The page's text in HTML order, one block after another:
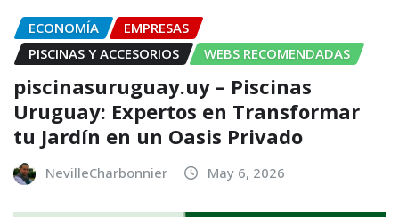
ECONOMÍA
EMPRESAS
PISCINAS Y ACCESORIOS
WEBS RECOMENDADAS
piscinasuruguay.uy – Piscinas
Uruguay: Expertos en Transformar
tu Jardín en un Oasis Privado
NevilleCharbonnier May 6, 2026